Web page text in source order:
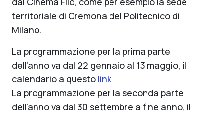
territoriale di Cremona del Politecnico di
Milano.
La programmazione per la prima parte
dell’anno va dal 22 gennaio al 13 maggio, il
calendario a questo link
La programmazione per la seconda parte
dell'anno va dal 30 settembre a fine anno, il